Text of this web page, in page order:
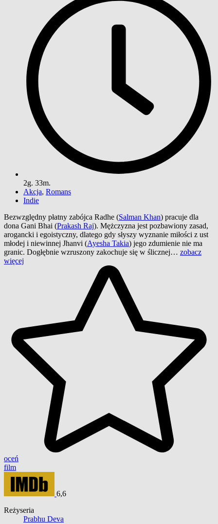
2g. 33m.
Akcja, Romans
Indie
Bezwzględny płatny zabójca Radhe (Salman Khan) pracuje dla
dona Gani Bhai (Prakash Raj). Mężczyzna jest pozbawiony zasad,
arogancki i egoistyczny, dlatego gdy słyszy wyznanie miłości z ust
młodej i niewinnej Jhanvi (Ayesha Takia) jego zdumienie nie ma
granic. Dogłębnie wzruszony zakochuje się w ślicznej… zobacz
więcej
oceń
film
6,6
Reżyseria
Prabhu Deva